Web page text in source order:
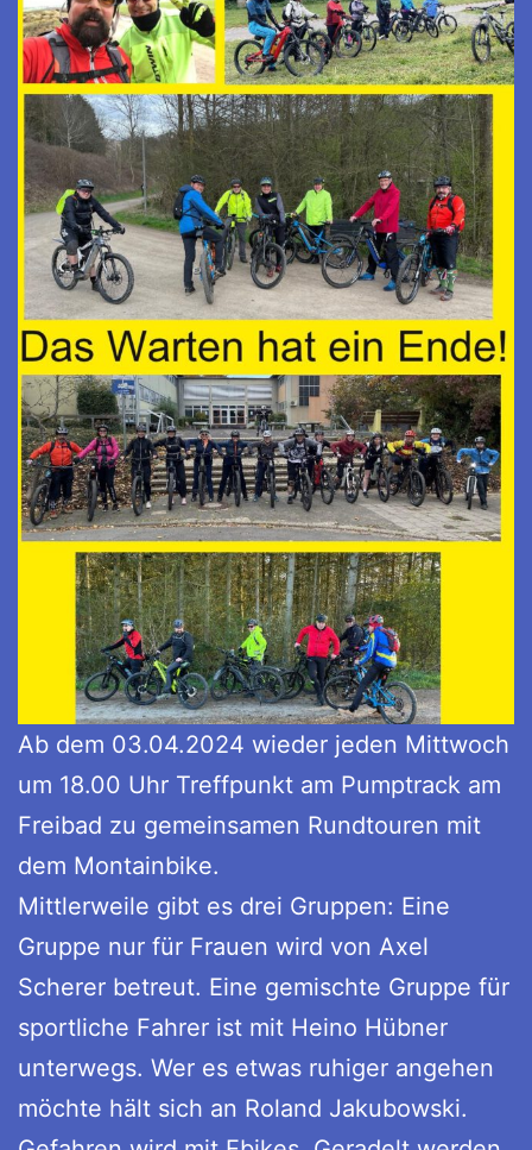
Ab dem 03.04.2024 wieder jeden Mittwoch
um 18.00 Uhr Treffpunkt am Pumptrack am
Freibad zu gemeinsamen Rundtouren mit
dem Montainbike.
Mittlerweile gibt es drei Gruppen: Eine
Gruppe nur für Frauen wird von Axel
Scherer betreut. Eine gemischte Gruppe für
sportliche Fahrer ist mit Heino Hübner
unterwegs. Wer es etwas ruhiger angehen
möchte hält sich an Roland Jakubowski.